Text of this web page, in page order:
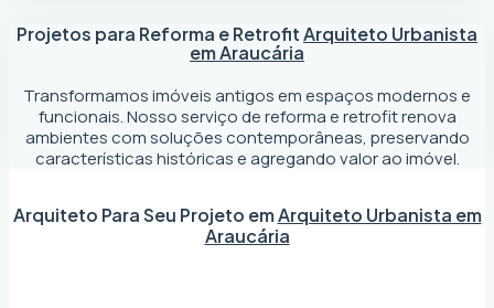
Projetos para Reforma e RetrofitArquiteto Urbanista
em Araucária
Transformamos imóveis antigos em espaços modernos e
funcionais. Nosso serviço de reforma e retrofit renova
ambientes com soluções contemporâneas, preservando
características históricas e agregando valor ao imóvel.
Arquiteto Para Seu Projeto emArquiteto Urbanista em
Araucária